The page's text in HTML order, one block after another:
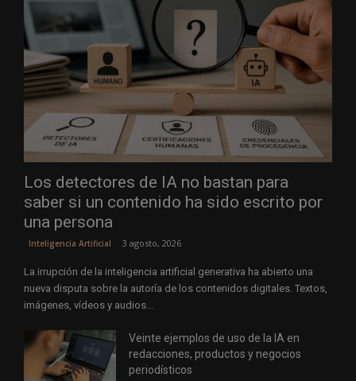
Los detectores de IA no bastan para
saber si un contenido ha sido escrito por
una persona
Inteligencia Artificial 3 agosto, 2026
La irrupción de la inteligencia artificial generativa ha abierto una
nueva disputa sobre la autoría de los contenidos digitales. Textos,
imágenes, vídeos y audios...
Veinte ejemplos de uso de la IA en
redacciones, productos y negocios
periodísticos